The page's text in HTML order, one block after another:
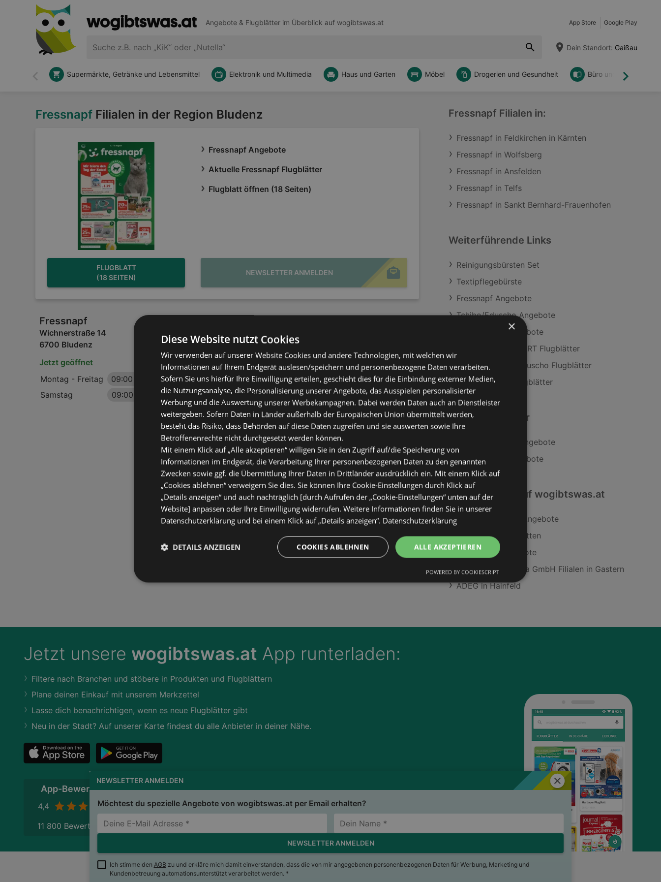
Angebote & Flugblätter im Überblick auf wogibtswas.at App Store Google Play
Dein Standort: Gaißau
Zurück Weiter
Supermärkte, Getränke und Lebensmittel Elektronik und Multimedia Haus und Garten Möbel Drogerien und Gesundheit Büro und DIY
Fressnapf Filialen in der Region Bludenz
FLUGBLATT
(18 SEITEN)
Fressnapf Angebote
Aktuelle Fressnapf Flugblätter
Flugblatt öffnen (18 Seiten)
NEWSLETTER ANMELDEN
Schließen
NEWSLETTER ANMELDEN
Möchtest du spezielle Angebote von wogibtswas.at per Email erhalten?
NEWSLETTER ANMELDEN
Ich stimme den AGB zu und erkläre mich damit einverstanden, dass die von mir angegebenen personenbezogenen Daten für Werbung, Marketing und
Kundenbetreuung automationsunterstützt verarbeitet werden. *
Fressnapf
Wichnerstraße 14
6700 Bludenz
Jetzt geöffnet
Montag - Freitag
09:00
18:00 Uhr
Samstag
09:00 17:00 Uhr
Fressnapf Filialen in:
Fressnapf in Feldkirchen in Kärnten
Fressnapf in Wolfsberg
Fressnapf in Ansfelden
Fressnapf in Telfs
Fressnapf in Sankt Bernhard-Frauenhofen
Weiterführende Links
Reinigungsbürsten Set
Textipflegebürste
Fressnapf Angebote
Tchibo/Eduscho Angebote
INTERSPORT Angebote
Aktuelle INTERSPORT Flugblätter
Aktuelle Tchibo/Eduscho Flugblätter
Aktuelle LEGO Flugblätter
Ähnliche Händler
Tchibo/Eduscho Angebote
INTERSPORT Angebote
Interessantes auf wogibtswas.at
Brax Damencape Angebote
Hartlauer in Amstetten
Cc Striplac Angebote
Toyota Frey Austria GmbH Filialen in Gastern
ADEG in Hainfeld
Jetzt unsere wogibtswas.at App runterladen:
Filtere nach Branchen und stöbere in Produkten und Flugblättern
Plane deinen Einkauf mit unserem Merkzettel
Lasse dich benachrichtigen, wenn es neue Flugblätter gibt
Neu in der Stadt? Auf unserer Karte findest du alle Anbieter in deiner Nähe.
App-Bewertung
4,4
11 800 Bewertungen
wogibtswas.at Impressum Nutzungsbedingungen
×
Diese Website nutzt Cookies
Wir verwenden auf unserer Website Cookies und andere Technologien, mit welchen wir
Informationen auf Ihrem Endgerät auslesen/speichern und personenbezogene Daten verarbeiten.
Sofern Sie uns hierfür Ihre Einwilligung erteilen, geschieht dies für die Einbindung externer Medien,
die Nutzungsanalyse, die Personalisierung unserer Angebote, das Ausspielen personalisierter
Werbung und die Auswertung unserer Werbekampagnen. Dabei werden Daten auch an Dienstleister
weitergeben. Sofern Daten in Länder außerhalb der Europäischen Union übermittelt werden,
besteht das Risiko, dass Behörden auf diese Daten zugreifen und sie auswerten sowie Ihre
Betroffenenrechte nicht durchgesetzt werden können.
Mit einem Klick auf „Alle akzeptieren“ willigen Sie in den Zugriff auf/die Speicherung von
Informationen im Endgerät, die Verarbeitung Ihrer personenbezogenen Daten zu den genannten
Zwecken sowie ggf. die Übermittlung Ihrer Daten in Drittländer ausdrücklich ein. Mit einem Klick auf
„Cookies ablehnen“ verweigern Sie dies. Sie können Ihre Cookie-Einstellungen durch Klick auf
„Details anzeigen“ und auch nachträglich [durch Aufrufen der „Cookie-Einstellungen“ unten auf der
Website] anpassen oder Ihre Einwilligung widerrufen. Weitere Informationen finden Sie in unserer
Datenschutzerklärung und bei einem Klick auf „Details anzeigen“. Datenschutzerklärung
ALLE AKZEPTIEREN
COOKIES ABLEHNEN
DETAILS ANZEIGEN
POWERED BY COOKIESCRIPT